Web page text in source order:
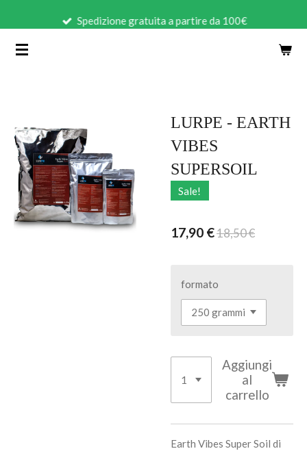
contenuto
Spedizione gratuita a partire da 100€
LURPE - EARTH
VIBES
SUPERSOIL
Sale!
17,90 €18,50 €
formato
Aggiungi
al
carrello
Earth Vibes Super Soil di